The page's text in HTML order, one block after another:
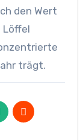
den Wert
Löffel
trägt.